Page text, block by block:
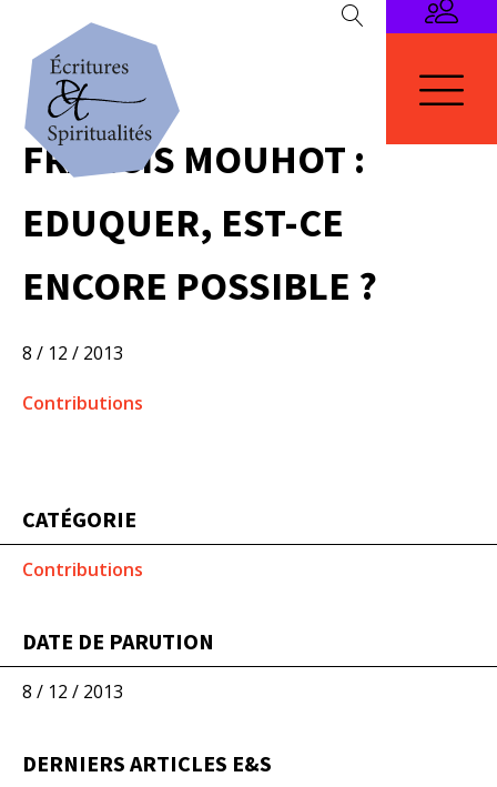
FRANCIS MOUHOT :
EDUQUER, EST-CE
ENCORE POSSIBLE ?
8 / 12 / 2013
Contributions
CATÉGORIE
Contributions
DATE DE PARUTION
8 / 12 / 2013
DERNIERS ARTICLES E&S